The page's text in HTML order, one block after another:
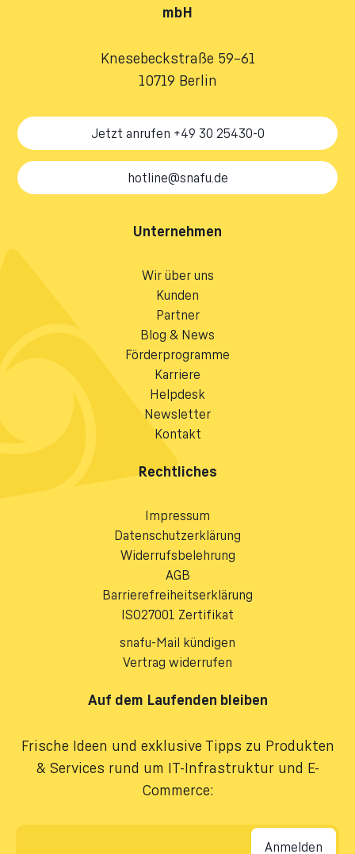
mbH
Knesebeckstraße 59–61
10719 Berlin
Jetzt anrufen +49 30 25430-0
hotline@snafu.de
Unternehmen
Wir über uns
Kunden
Partner
Blog & News
Förderprogramme
Karriere
Helpdesk
Newsletter
Kontakt
Rechtliches
Impressum
Datenschutzerklärung
Widerrufsbelehrung
AGB
Barrierefreiheitserklärung
ISO27001 Zertifikat
snafu-Mail kündigen
Vertrag widerrufen
Auf dem Laufenden bleiben
Frische Ideen und exklusive Tipps zu Produkten
& Services rund um IT-Infrastruktur und E-
Commerce:
E-Mail-Adresse